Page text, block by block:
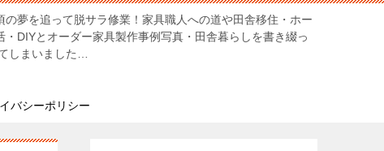
夢を追って脱サラ修業！家具職人への道や田舎移住・ホー
・DIYとオーダー家具製作事例写真・田舎暮らしを書き綴っ
しまいました…
バシーポリシー